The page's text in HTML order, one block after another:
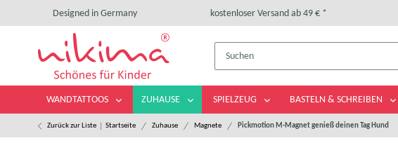
Designed in Germany kostenloser Versand ab 49 € *
WANDTATTOOS ZUHAUSE SPIELZEUG BASTELN & SCHREIBEN
Zurück zur Liste Startseite Zuhause Magnete Pickmotion M-Magnet genieß deinen Tag Hund